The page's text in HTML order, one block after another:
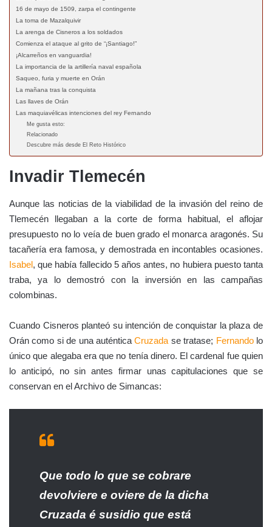
16 de mayo de 1509, zarpa el contingente
La toma de Mazalquivir
La arenga de Cisneros a los soldados
Comienza el ataque al grito de “¡Santiago!”
¡Alcarreños en vanguardia!
La importancia de la artillería naval española
Saqueo, furia y muerte en Orán
La mañana tras la conquista
Las llaves de Orán
Las maquiavélicas intenciones del rey Fernando
Me gusta esto:
Relacionado
Descubre más desde El Reto Histórico
Invadir Tlemecén
Aunque las noticias de la viabilidad de la invasión del reino de
Tlemecén llegaban a la corte de forma habitual, el aflojar
presupuesto no lo veía de buen grado el monarca aragonés. Su
tacañería era famosa, y demostrada en incontables ocasiones.
Isabel, que había fallecido 5 años antes, no hubiera puesto tanta
traba, ya lo demostró con la inversión en las campañas
colombinas.
Cuando Cisneros planteó su intención de conquistar la plaza de
Orán como si de una auténticaCruzadase tratase; Fernandolo
único que alegaba era que no tenía dinero. El cardenal fue quien
lo anticipó, no sin antes firmar unas capitulaciones que se
conservan en el Archivo de Simancas:
Que todo lo que se cobrare
devolviere e oviere de la dicha
Cruzada é susidio que está